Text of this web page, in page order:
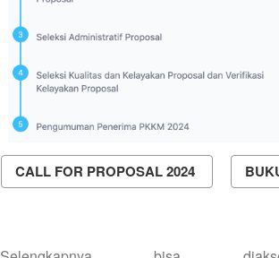
CALL FOR PROPOSAL 2024